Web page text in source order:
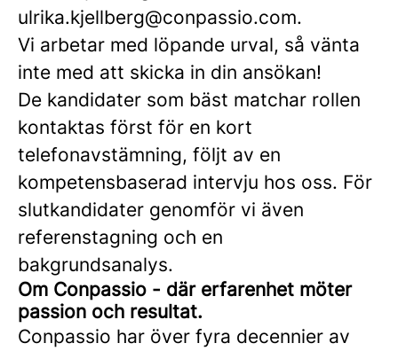
ulrika.kjellberg@conpassio.com.
Vi arbetar med löpande urval, så vänta
inte med att skicka in din ansökan!
De kandidater som bäst matchar rollen
kontaktas först för en kort
telefonavstämning, följt av en
kompetensbaserad intervju hos oss. För
slutkandidater genomför vi även
referenstagning och en
bakgrundsanalys.
Om Conpassio - där erfarenhet möter
passion och resultat.
Conpassio har över fyra decennier av